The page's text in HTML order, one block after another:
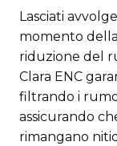
Lasciati
momento
riduzione del
Clara ENC
filtrando i
assicurando
rimangano